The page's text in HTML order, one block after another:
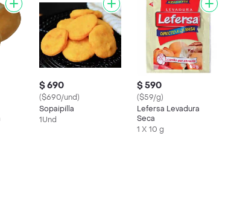
$ 690
($690/und)
Sopaipilla
1Und
$ 590
($59/g)
Lefersa Levadura
Seca
1 X 10 g